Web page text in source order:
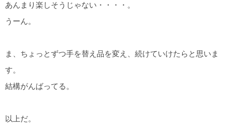
あんまり楽しそうじゃない・・・・。
うーん。
ま、ちょっとずつ手を替え品を変え、続けていけたらと思いま
す。
結構がんばってる。
以上だ。